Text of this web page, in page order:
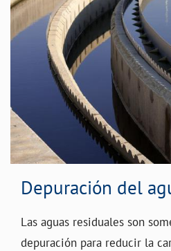
Depuración del
Las aguas residuales son
depuración para reducir la